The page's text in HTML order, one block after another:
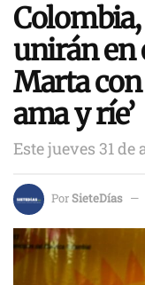
unirán en
Marta con
ama y ríe’
Este jueves 31 de
PorSieteDías